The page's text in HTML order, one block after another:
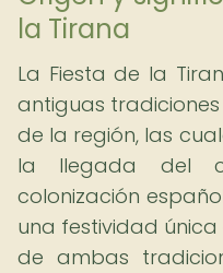
la Tirana
La Fiesta de la
antiguas
de la región, las
la llegada del
colonización
una festividad
de ambas